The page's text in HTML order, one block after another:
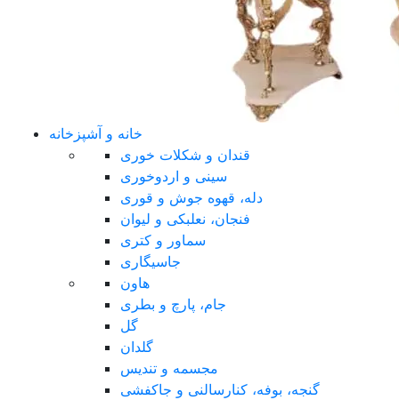
خانه و آشپزخانه
قندان و شکلات خوری
سینی و اردوخوری
دله، قهوه جوش و قوری
فنجان، نعلبکی و لیوان
سماور و کتری
جاسیگاری
هاون
جام، پارچ و بطری
گل
گلدان
مجسمه و تندیس
گنجه، بوفه، کنارسالنی و جاکفشی